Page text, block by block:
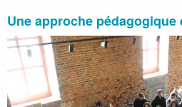
Une approche pédagogique